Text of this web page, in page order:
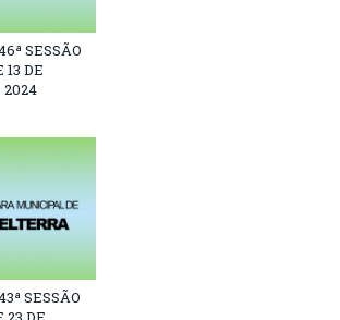
SESSÃO
DE
2024
SESSÃO